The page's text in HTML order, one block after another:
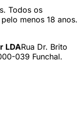
Todos os
menos 18 anos.
LDARua Dr. Brito
039 Funchal.